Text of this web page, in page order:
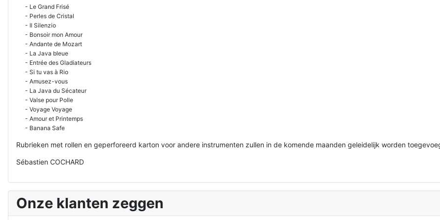
- Le Grand Frisé
- Perles de Cristal
- Il Silenzio
- Bonsoir mon Amour
- Andante de Mozart
- La Java bleue
- Entrée des Gladiateurs
- Si tu vas à Rio
- Amusez-vous
- La Java du Sécateur
- Valse pour Polle
- Voyage Voyage
- Amour et Printemps
- Banana Safe
Rubrieken met rollen en geperforeerd karton voor andere instrumenten zullen in de komende maanden geleidelijk worden
Sébastien COCHARD
Onze klanten zeggen